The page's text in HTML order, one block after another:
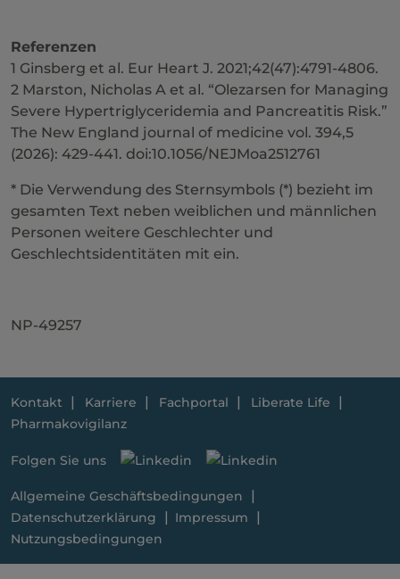
Referenzen
1 Ginsberg et al. Eur Heart J. 2021;42(47):4791-4806.
2 Marston, Nicholas A et al. “Olezarsen for Managing
Severe Hypertriglyceridemia and Pancreatitis Risk.”
The New England journal of medicine vol. 394,5
(2026): 429-441. doi:10.1056/NEJMoa2512761
* Die Verwendung des Sternsymbols (*) bezieht im
gesamten Text neben weiblichen und männlichen
Personen weitere Geschlechter und
Geschlechtsidentitäten mit ein.
NP-49257
Kontakt Karriere Fachportal
Liberate Life
Pharmakovigilanz
Folgen Sie uns
Allgemeine Geschäftsbedingungen
Datenschutzerklärung
Impressum
Nutzungsbedingungen